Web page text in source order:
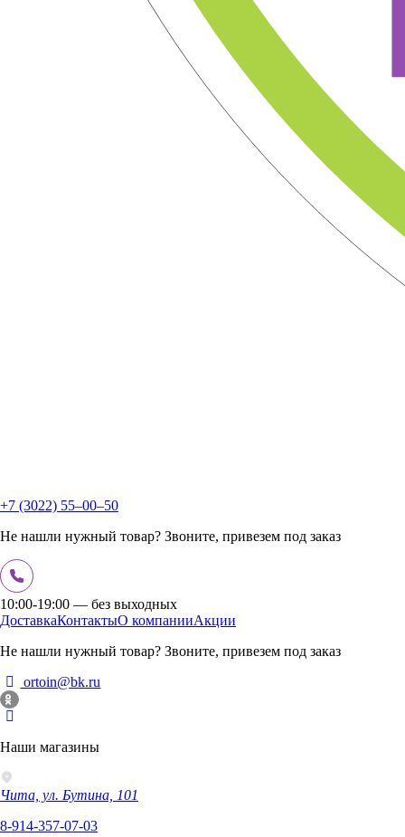
+7 (3022) 55‒00‒50
Не нашли нужный товар? Звоните, привезем под заказ
10:00-19:00 — без выходных
ДоставкаКонтактыО компанииАкции
Не нашли нужный товар? Звоните, привезем под заказ
ortoin@bk.ru
Наши магазины
Чита, ул. Бутина, 101
8-914-357-07-03